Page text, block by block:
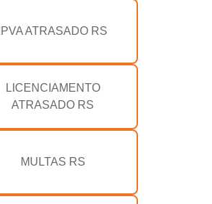
IPVA ATRASADO RS
LICENCIAMENTO
ATRASADO RS
MULTAS RS